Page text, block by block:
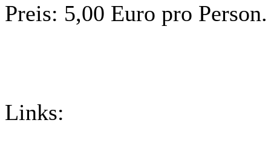
Preis: 5,00 Euro pro Person.
Links: